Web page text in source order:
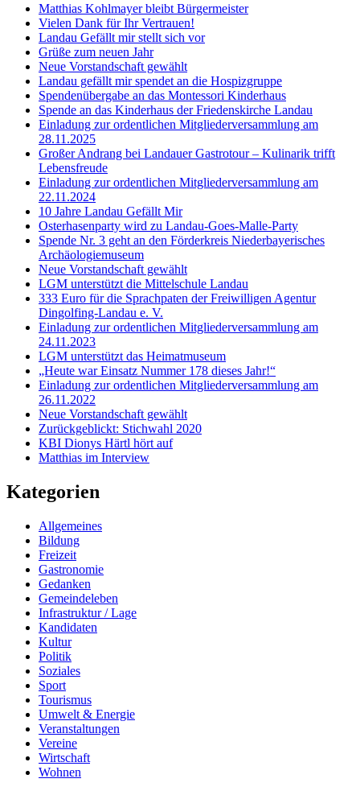
Matthias Kohlmayer bleibt Bürgermeister
Vielen Dank für Ihr Vertrauen!
Landau Gefällt mir stellt sich vor
Grüße zum neuen Jahr
Neue Vorstandschaft gewählt
Landau gefällt mir spendet an die Hospizgruppe
Spendenübergabe an das Montessori Kinderhaus
Spende an das Kinderhaus der Friedenskirche Landau
Einladung zur ordentlichen Mitgliederversammlung am
28.11.2025
Großer Andrang bei Landauer Gastrotour – Kulinarik trifft
Lebensfreude
Einladung zur ordentlichen Mitgliederversammlung am
22.11.2024
10 Jahre Landau Gefällt Mir
Osterhasenparty wird zu Landau-Goes-Malle-Party
Spende Nr. 3 geht an den Förderkreis Niederbayerisches
Archäologiemuseum
Neue Vorstandschaft gewählt
LGM unterstützt die Mittelschule Landau
333 Euro für die Sprachpaten der Freiwilligen Agentur
Dingolfing-Landau e. V.
Einladung zur ordentlichen Mitgliederversammlung am
24.11.2023
LGM unterstützt das Heimatmuseum
„Heute war Einsatz Nummer 178 dieses Jahr!“
Einladung zur ordentlichen Mitgliederversammlung am
26.11.2022
Neue Vorstandschaft gewählt
Zurückgeblickt: Stichwahl 2020
KBI Dionys Härtl hört auf
Matthias im Interview
Kategorien
Allgemeines
Bildung
Freizeit
Gastronomie
Gedanken
Gemeindeleben
Infrastruktur / Lage
Kandidaten
Kultur
Politik
Soziales
Sport
Tourismus
Umwelt & Energie
Veranstaltungen
Vereine
Wirtschaft
Wohnen